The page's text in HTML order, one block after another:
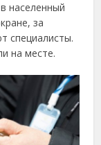
населенный
за
специалисты.
на месте.